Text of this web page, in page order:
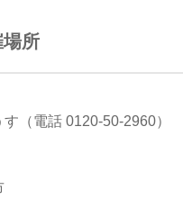
場所
（電話 0120-50-2960）